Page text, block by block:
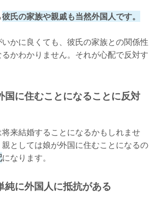
彼氏の家族や親戚も当然外国人です。
かに良くても、彼氏の家族との関係性
かわかりません。それが心配で反対す
に住むことになることに反対
来結婚することになるかもしれませ
としては娘が外国に住むことになるの
になります。
に外国人に抵抗がある